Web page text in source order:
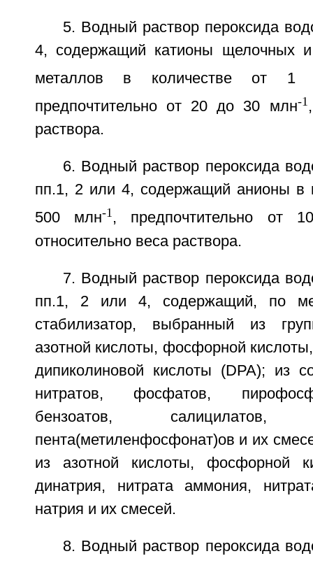
5. Водный раствор пероксида
4, содержащий катионы щелочных
металлов в количестве от
предпочтительно от 20 до 30 млн-1
раствора.
6. Водный раствор пероксида
пп.1, 2 или 4, содержащий анионы в
500 млн-1, предпочтительно от
относительно веса раствора.
7. Водный раствор пероксида
пп.1, 2 или 4, содержащий, по
стабилизатор, выбранный из
азотной кислоты, фосфорной
дипиколиновой кислоты (DPA); из
нитратов, фосфатов,
бензоатов, салицилатов,
пента(метиленфосфонат)ов и их
из азотной кислоты, фосфорной
динатрия, нитрата аммония,
натрия и их смесей.
8. Водный раствор пероксида